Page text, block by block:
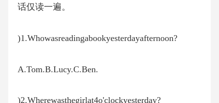
话仅读一遍。
)1.Whowasreadingabookyesterdayafternoon?
A.Tom.B.Lucy.C.Ben.
)2.Wherewasthegirlat4o'clockyesterday?